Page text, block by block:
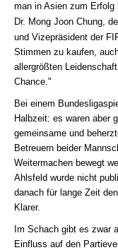
man in Asien zum Erfolg
Dr. Mong Joon Chung,
und Vizepräsident der
Stimmen zu kaufen,
allergrößten
Chance."
Bei einem
Halbzeit: es waren aber
gemeinsame und
Betreuern beider
Weitermachen bewegt
Ahlsfeld wurde nicht
danach für lange Zeit
Klarer.
Im Schach gibt es zwar
Einfluss auf den